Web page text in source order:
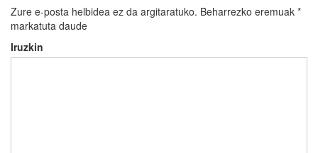
Zure e-posta helbidea ez da argitaratuko. Beharrezko eremuak *
markatuta daude
Iruzkin